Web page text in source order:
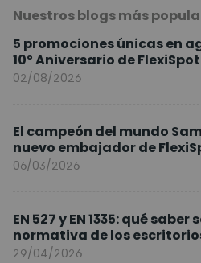
Nuestros blogs más
5 promociones únicas en
10º Aniversario de FlexiSpot
02/08/2026
El campeón del mundo
nuevo embajador de
Europa
06/03/2026
EN 527 y EN 1335: qué saber
normativa de los
y sillas ergonómicas
29/04/2026